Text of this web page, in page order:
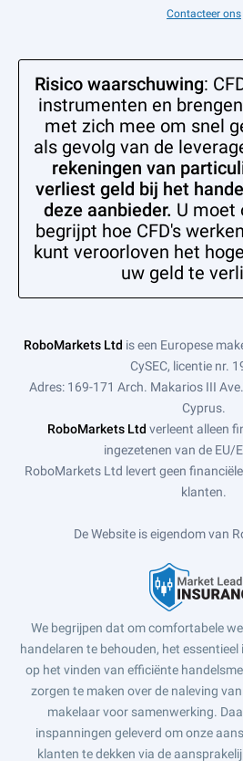
Contacteer ons
Risico waarschuwing:
instrumenten en
met zich mee om snel
als gevolg van de
rekeningen van
verliest geld bij het
deze aanbieder. U moet
begrijpt hoe CFD's
kunt veroorloven het
uw geld te
RoboMarkets Ltd is een Europese
CySEC, licentie nr.
Adres: 169-171 Arch. Makarios III
Cyprus.
RoboMarkets Ltd verleent alleen
ingezetenen van de EU/
RoboMarkets Ltd levert geen
klanten.
De Website is eigendom van
We begrijpen dat om comfortabele
handelaren te behouden, het
op het vinden van efficiënte
zorgen te maken over de naleving
makelaar voor samenwerking.
inspanningen geleverd om onze
klanten te dekken via de